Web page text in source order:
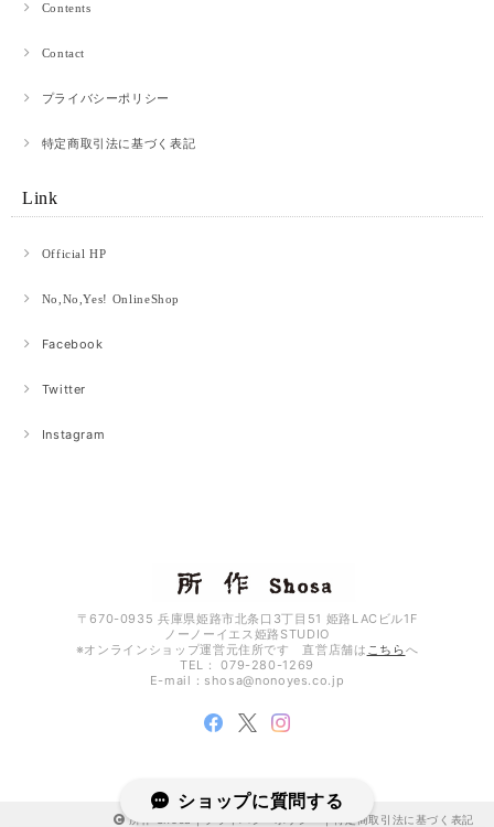
た。 使っているうちに馴染む革製品のよさと、和紙のほつれ(？)がいいアジ
す。 値段以上にとても満足しています。
【オンラインショップ限定】青竜 ロングウォレット 青竜×ブラック
プレゼント用に購入させて頂きました!相手も喜んでくれて嬉しかったです·͜·
Aurora ショートウォレット2.0 ブラック×オーロラ
ブラック（表）×オーロラ箔（裏）
2026/04/19
彼女へのプレゼントに購入しました。まず、表面の上質なブラックレザーの
みにされました。 ​オプションの刻印も非常に丁寧な仕上がりで、オリジナル
感がしっかり出るのでギフトには絶対におすすめです。ラッピングも黒を基
Contents
Contact
プライバシーポリシー
特定商取引法に基づく表記
Link
Official HP
No,No,Yes! OnlineShop
Facebook
Twitter
Instagram
〒670-0935 兵庫県姫路市北条口3丁目51 姫路LACビル1F
ノーノーイエス姫路STUDIO
※オンラインショップ運営元住所です 直営店舗は こちらへ
TEL： 079-280-1269
E-mail： shosa@nonoyes.co.jp
所作 Shosa | 特定商取引法に基づく表記
ショップに質問する